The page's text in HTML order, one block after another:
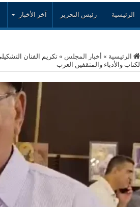
الرئيسية رئيس التحرير آخر الأخبار
الرئيسية » أخبار المجلس »تكريم الفنان
الكتاب والأدباء والمثقفين العرب